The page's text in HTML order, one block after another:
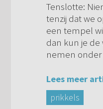
Tenslotte:
tenzij dat we
een tempel
dan kun je de
nemen onder
Lees meer
prikkels